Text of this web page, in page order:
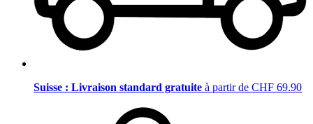
Suisse : Livraison standard gratuite à partir de CHF 69.90